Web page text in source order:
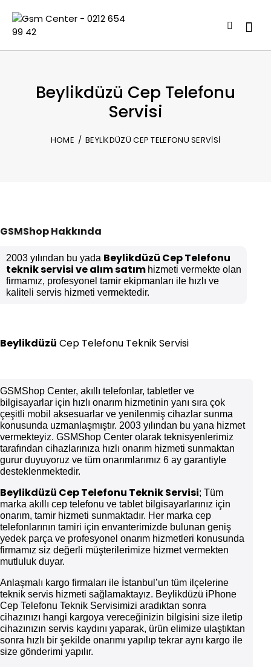
Beylikdüzü Cep Telefonu
Servisi
HOME BEYLIKDÜZÜ CEP TELEFONU SERVISI
GSMShop Hakkında
2003 yılından bu yada Beylikdüzü Cep Telefonu
teknik servisi ve alım satım hizmeti vermekte olan
firmamız, profesyonel tamir ekipmanları ile hızlı ve
kaliteli servis hizmeti vermektedir.
Beylikdüzü Cep Telefonu Teknik Servisi
GSMShop Center, akıllı telefonlar, tabletler ve
bilgisayarlar için hızlı onarım hizmetinin yanı sıra çok
çeşitli mobil aksesuarlar ve yenilenmiş cihazlar sunma
konusunda uzmanlaşmıştır. 2003 yılından bu yana hizmet
vermekteyiz. GSMShop Center olarak teknisyenlerimiz
tarafından cihazlarınıza hızlı onarım hizmeti sunmaktan
gurur duyuyoruz ve tüm onarımlarımız 6 ay garantiyle
desteklenmektedir.
Beylikdüzü Cep Telefonu Teknik Servisi; Tüm
marka akıllı cep telefonu ve tablet bilgisayarlarınız için
onarım, tamir hizmeti sunmaktadır. Her marka cep
telefonlarının tamiri için envanterimizde bulunan geniş
yedek parça ve profesyonel onarım hizmetleri konusunda
firmamız siz değerli müşterilerimize hizmet vermekten
mutluluk duyar.
Anlaşmalı kargo firmaları ile İstanbul’un tüm ilçelerine
teknik servis hizmeti sağlamaktayız. Beylikdüzü iPhone
Cep Telefonu Teknik Servisimizi aradıktan sonra
cihazınızı hangi kargoya vereceğinizin bilgisini size iletip
cihazınızın servis kaydını yaparak, ürün elimize ulaştıktan
sonra hızlı bir şekilde onarımı yapılıp tekrar aynı kargo ile
size gönderimi yapılır.